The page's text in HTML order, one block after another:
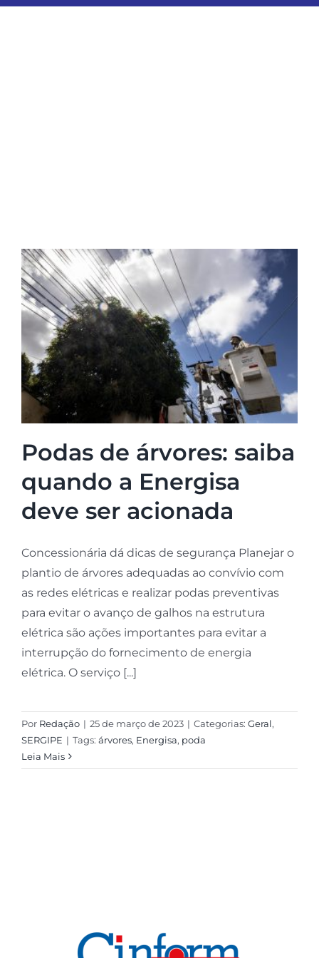
EDIÇÕES EM PDF
Podas de árvores: saiba
quando a Energisa
deve ser acionada
Concessionária dá dicas de segurança Planejar o
plantio de árvores adequadas ao convívio com
as redes elétricas e realizar podas preventivas
para evitar o avanço de galhos na estrutura
elétrica são ações importantes para evitar a
interrupção do fornecimento de energia
elétrica. O serviço [...]
Por Redação | 25 de março de 2023 | Categorias: Geral,
SERGIPE | Tags: árvores, Energisa, poda
Leia Mais